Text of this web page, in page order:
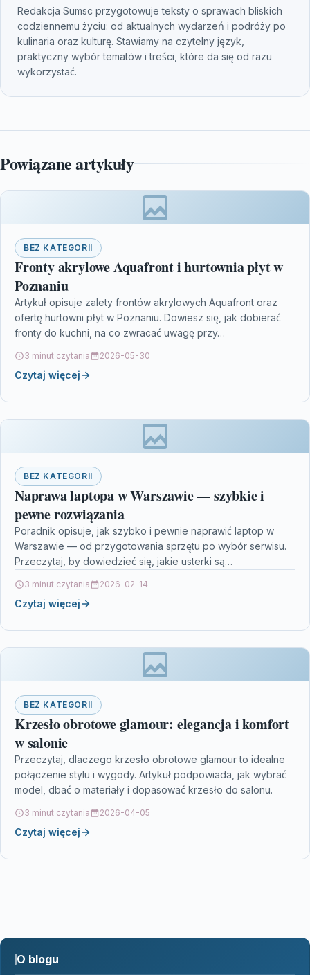
Redakcja Sumsc przygotowuje teksty o sprawach bliskich
codziennemu życiu: od aktualnych wydarzeń i podróży po
kulinaria oraz kulturę. Stawiamy na czytelny język,
praktyczny wybór tematów i treści, które da się od razu
wykorzystać.
Powiązane artykuły
BEZ KATEGORII
Fronty akrylowe Aquafront i hurtownia płyt w
Poznaniu
Artykuł opisuje zalety frontów akrylowych Aquafront oraz
ofertę hurtowni płyt w Poznaniu. Dowiesz się, jak dobierać
fronty do kuchni, na co zwracać uwagę przy…
3 minut czytania 2026-05-30
Czytaj więcej
BEZ KATEGORII
Naprawa laptopa w Warszawie — szybkie i
pewne rozwiązania
Poradnik opisuje, jak szybko i pewnie naprawić laptop w
Warszawie — od przygotowania sprzętu po wybór serwisu.
Przeczytaj, by dowiedzieć się, jakie usterki są…
3 minut czytania 2026-02-14
Czytaj więcej
BEZ KATEGORII
Krzesło obrotowe glamour: elegancja i komfort
w salonie
Przeczytaj, dlaczego krzesło obrotowe glamour to idealne
połączenie stylu i wygody. Artykuł podpowiada, jak wybrać
model, dbać o materiały i dopasować krzesło do salonu.
3 minut czytania 2026-04-05
Czytaj więcej
O blogu